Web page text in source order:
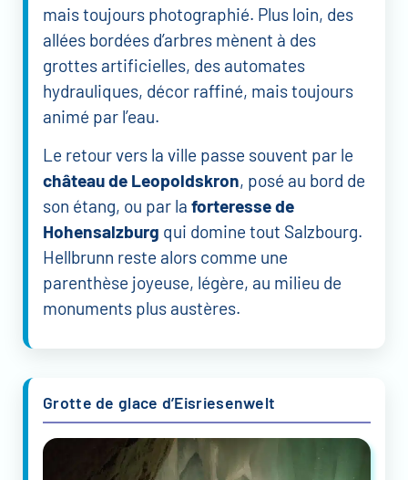
mais toujours photographié. Plus loin, des
allées bordées d’arbres mènent à des
grottes artificielles, des automates
hydrauliques, décor raffiné, mais toujours
animé par l’eau.
Le retour vers la ville passe souvent par le
château de Leopoldskron, posé au bord de
son étang, ou par la forteresse de
Hohensalzburg qui domine tout Salzbourg.
Hellbrunn reste alors comme une
parenthèse joyeuse, légère, au milieu de
monuments plus austères.
Grotte de glace d’Eisriesenwelt